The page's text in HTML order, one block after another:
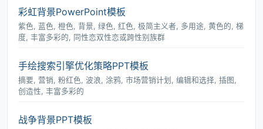
彩虹背景PowerPoint模板
紫色, 蓝色, 橙色, 背景, 绿色, 红色, 极简主义者, 多用途, 黄色的, 梯
度, 丰富多彩的, 同性恋双性恋或跨性别族群
手绘搜索引擎优化策略PPT模板
摘要, 营销, 粉红色, 波浪, 涂鸦, 市场营销计划, 编辑和选择, 插图,
创造性, 丰富多彩的
战争背景PPT模板